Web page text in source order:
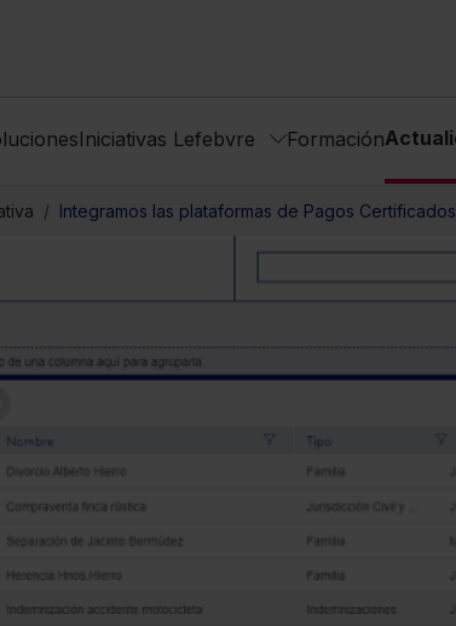
Iniciativas Lefebvre Formación
Integramos las plataformas de Pagos